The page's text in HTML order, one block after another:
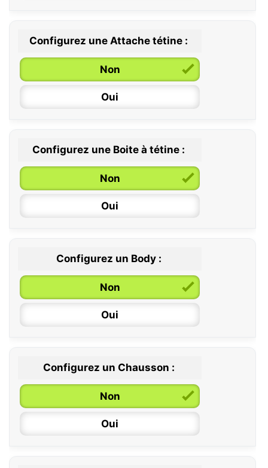
0 / 6 mois
6 / 36 mois
Configurez une Attache tétine :
Non
Oui
Configurez une Boite à tétine :
Non
Oui
Configurez un Body :
Non
Oui
0 / 6 mois
6 / 12 mois
12 / 18 mois
Configurez un Chausson :
Non
Oui